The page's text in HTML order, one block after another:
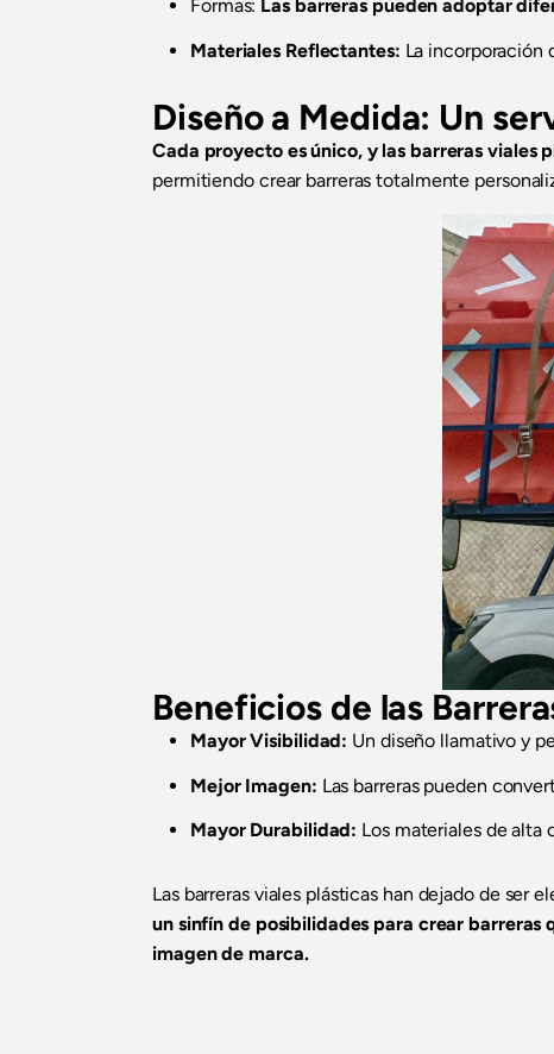
Formas: Las barreras pueden adoptar
Materiales Reflectantes: La incorporación
Diseño a Medida: Un
Cada proyecto es único, y las barreras viales
permitiendo crear barreras totalmente
Beneficios de las
Mayor Visibilidad: Un diseño llamativo y
Mejor Imagen: Las barreras pueden
Mayor Durabilidad: Los materiales de alta
Las barreras viales plásticas han dejado de ser
un sinfín de posibilidades para crear barreras
imagen de marca.